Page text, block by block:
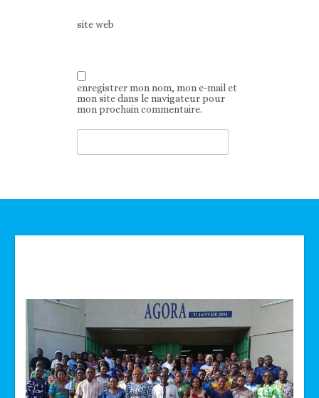
site web
enregistrer mon nom, mon e-mail et
mon site dans le navigateur pour
mon prochain commentaire.